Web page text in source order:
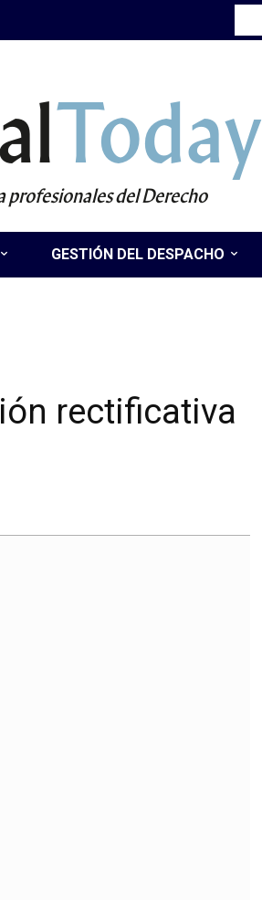
Today
profesionales del Derecho
GESTIÓN DEL DESPACHO
rectificativa